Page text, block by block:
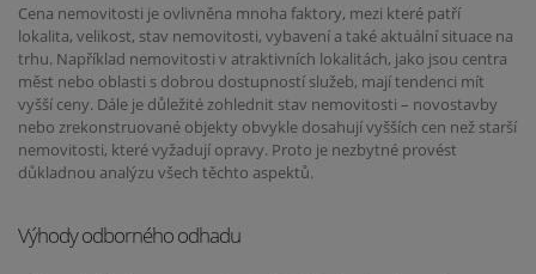
Cena nemovitosti je ovlivněna mnoha faktory, mezi které patří
lokalita, velikost, stav nemovitosti, vybavení a také aktuální situace na
trhu. Například nemovitosti v atraktivních lokalitách, jako jsou centra
měst nebo oblasti s dobrou dostupností služeb, mají tendenci mít
vyšší ceny. Dále je důležité zohlednit stav nemovitosti – novostavby
nebo zrekonstruované objekty obvykle dosahují vyšších cen než starší
nemovitosti, které vyžadují opravy. Proto je nezbytné provést
důkladnou analýzu všech těchto aspektů.
Výhody odborného odhadu